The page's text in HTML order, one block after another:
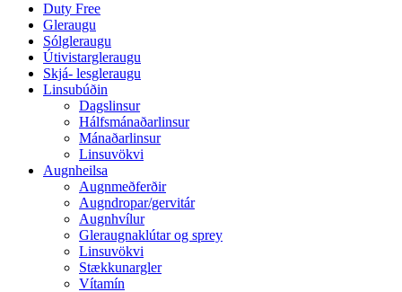
Duty Free
Gleraugu
Sólgleraugu
Útivistargleraugu
Skjá- lesgleraugu
Linsubúðin
Dagslinsur
Hálfsmánaðarlinsur
Mánaðarlinsur
Linsuvökvi
Augnheilsa
Augnmeðferðir
Augndropar/gervitár
Augnhvílur
Gleraugnaklútar og sprey
Linsuvökvi
Stækkunargler
Vítamín